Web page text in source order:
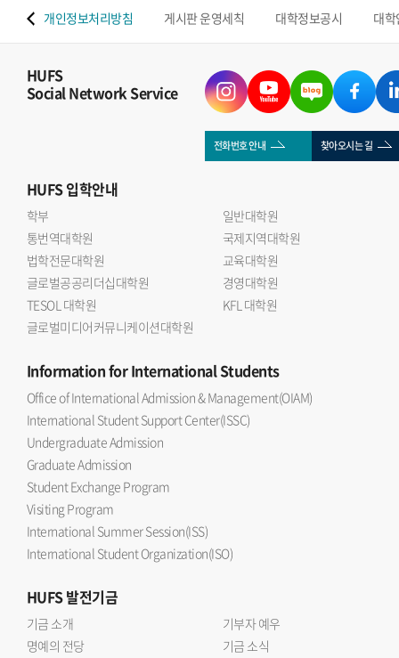
개인정보처리방침 게시판 운영세칙 대학정보공시 대
HUFS
Social Network Service
전화번호 안내 찾아오시는 길
HUFS입학안내
학부
일반대학원
통번역대학원
국제지역대학원
법학전문대학원
교육대학원
글로벌공공리더십대학원
경영대학원
TESOL 대학원
KFL 대학원
글로벌미디어커뮤니케이션대학원
Informationfor International Students
Office of International Admission & Management(OIAM)
International Student Support Center(ISSC)
Undergraduate Admission
Graduate Admission
Student Exchange Program
Visiting Program
International Summer Session(ISS)
International Student Organization(ISO)
HUFS발전기금
기금 소개
기부자 예우
명예의 전당
기금 소식